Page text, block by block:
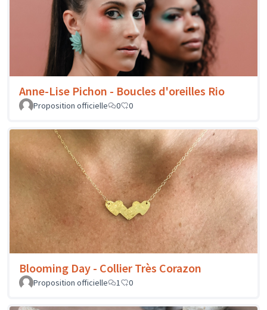
Anne-Lise Pichon - Boucles d'oreilles Rio
Proposition officielle 0 0
Blooming Day - Collier Très Corazon
Proposition officielle 1 0